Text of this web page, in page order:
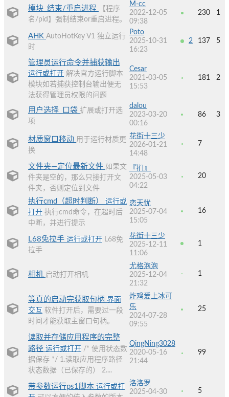
模块_结束/重启进程
【程序
名/pid】强制结束or重启进程。
M-cc
2022-12-05
09:38
230 1
AHK AutoHotKey V1 独立运行
时
Poto
2025-10-31
16:23
2 137 5
管理员运行命令并捕获输出
运行或打开 解决官方运行脚本
模块如若捕获控制台输出便无
法获得管理员权限的问题
Cesar
2021-03-05
15:53
181 2
用户选择_口袋 扩展或打开选
项
dalou
2023-03-20
00:16
86 3
材质窗口移动 用于运行材质更
换
花街十三少
2026-01-21
14:48
7
文件夹—定位最新文件 如果文
件夹是空的，那么只接打开文
件夹，否则定位到文件
『扪』
2025-05-03
04:22
20
执行cmd（超时判断） 运行或
打开 执行cmd命令，在超时后
中断，并进行提示
恋天忧
2025-07-04
15:05
16
L68免拉手 运行或打开 L68免
拉手
花街十三少
2025-12-11
11:06
1
相机 启动打开相机
尤格泡泡
2025-12-04
21:32
1
等真的启动完获取句柄 界面
交互 软件打开后，需要过一段
时间才能获取主窗口句柄。
炸鸡爱上冰可
乐
2024-07-28
09:55
25
读取并存储应用程序的完整
路径 运行或打开 /* 使用状态数
据保存 */ 1.读取应用程序路径
状态数据（已保存的） 2....
QingNing3028
2020-05-16
21:44
99
带参数运行ps1脚本 运行或打
洛洛罗
2025-04-30
5